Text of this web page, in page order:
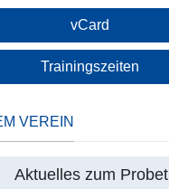
vCard
Trainingszeiten
VEREIN
Aktuelles zum